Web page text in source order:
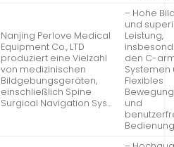
Nanjing Perlove Medical
Equipment Co., LTD
produziert eine Vielzahl
von medizinischen
Bildgebungsgeräten,
einschließlich Spine
Surgical Navigation Sys…
– Hohe
und
Leistung,
den C-
Systemen
Flexibles
und